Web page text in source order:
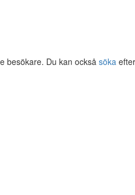
besökare. Du kan också söka